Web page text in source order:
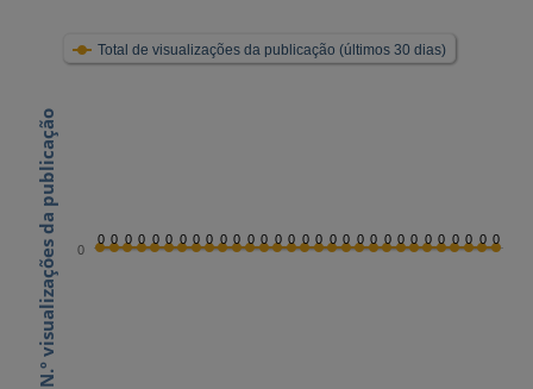
N.º visualizações da publicação 0 0 0 0 0 0 0 0 0 0 0 0 0 0 0 0 0 0 0 0 0 0 0 0 0 0 0 0 0 0
Total de visualizações da publicação (últimos 30 dias)
0